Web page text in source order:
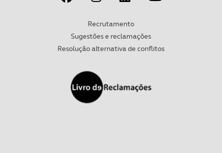
Recrutamento
Sugestões e reclamações
Resolução alternativa de conflitos